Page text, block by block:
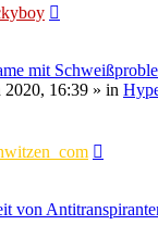
mit
2020, 16:39 » in
von